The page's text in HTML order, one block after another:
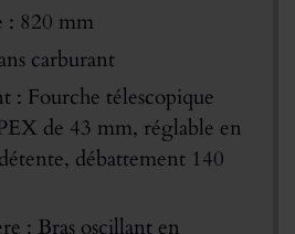
: 820 mm
carburant
: Fourche télescopique
de 43 mm, réglable en
débattement 140
: Bras oscillant en